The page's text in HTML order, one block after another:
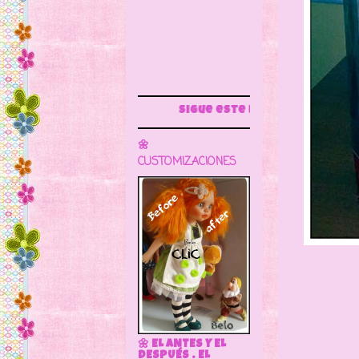
Sigue este blog para más información
🌼
CUSTOMIZACIONES
🌼 EL ANTES Y EL
DESPUÉS . EL